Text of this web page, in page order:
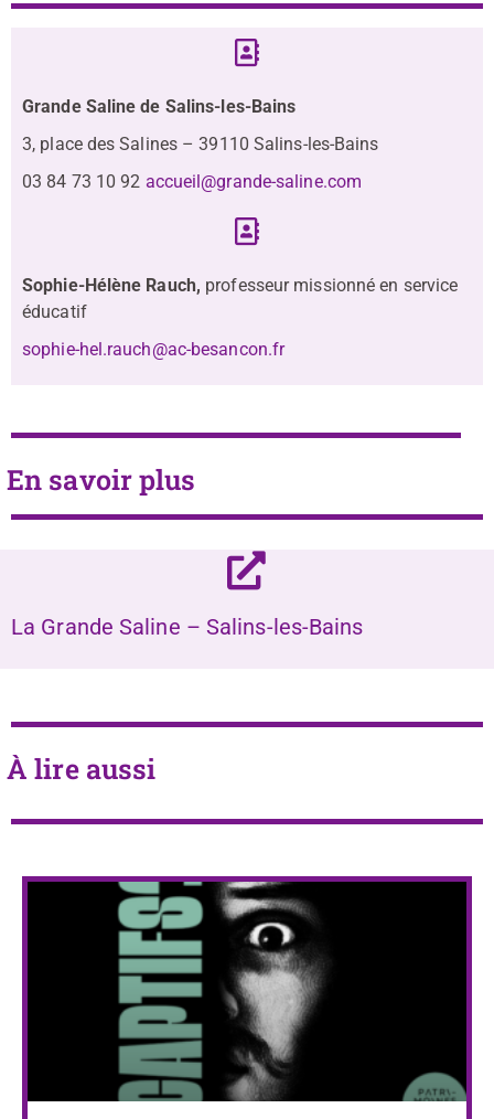
Grande Saline de Salins-les-Bains
3, place des Salines – 39110 Salins-les-Bains
03 84 73 10 92 accueil@grande-saline.com
Sophie-Hélène Rauch, professeur missionné en service
éducatif
sophie-hel.rauch@ac-besancon.fr
En savoir plus
La Grande Saline – Salins-les-Bains
À lire aussi